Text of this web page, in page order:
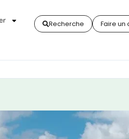
Recherche Faire un